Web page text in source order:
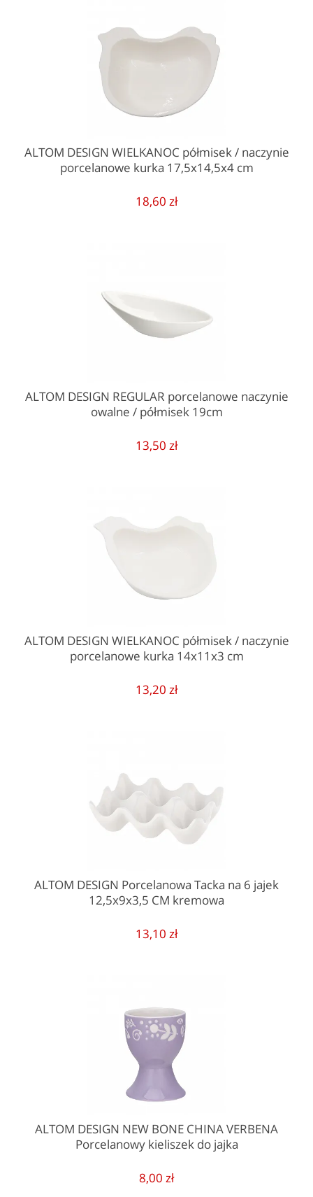
ALTOM DESIGN WIELKANOC półmisek / naczynie
porcelanowe kurka 17,5x14,5x4 cm
18,60 zł
ALTOM DESIGN REGULAR porcelanowe naczynie
owalne / półmisek 19cm
13,50 zł
ALTOM DESIGN WIELKANOC półmisek / naczynie
porcelanowe kurka 14x11x3 cm
13,20 zł
ALTOM DESIGN Porcelanowa Tacka na 6 jajek
12,5x9x3,5 CM kremowa
13,10 zł
ALTOM DESIGN NEW BONE CHINA VERBENA
Porcelanowy kieliszek do jajka
8,00 zł